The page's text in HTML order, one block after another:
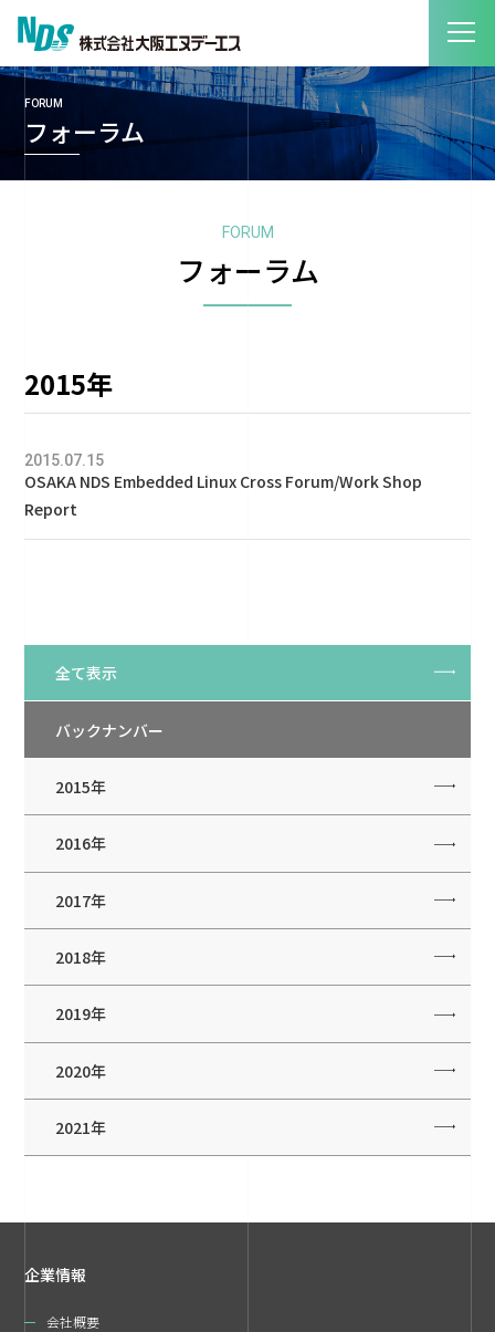
FORUM
フォーラム
FORUM
フォーラム
2015年
2015.07.15
OSAKA NDS Embedded Linux Cross Forum/Work Shop
Report
全て表示
バックナンバー
2015年
2016年
2017年
2018年
2019年
2020年
2021年
企業情報
会社概要